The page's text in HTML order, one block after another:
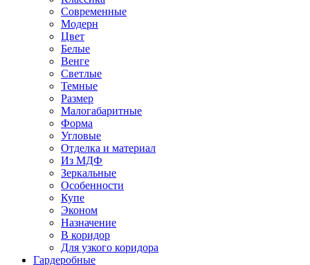
Современные
Модерн
Цвет
Белые
Венге
Светлые
Темные
Размер
Малогабаритные
Форма
Угловые
Отделка и материал
Из МДФ
Зеркальные
Особенности
Купе
Эконом
Назначение
В коридор
Для узкого коридора
Гардеробные